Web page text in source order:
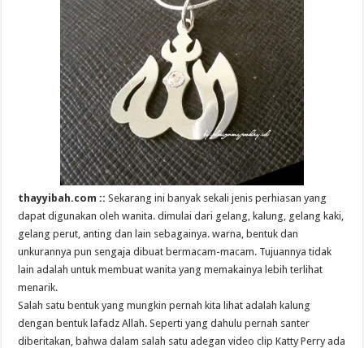
thayyibah.com :: Sekarang ini banyak sekali jenis perhiasan yang
dapat digunakan oleh wanita. dimulai dari gelang, kalung, gelang kaki,
gelang perut, anting dan lain sebagainya. warna, bentuk dan
unkurannya pun sengaja dibuat bermacam-macam. Tujuannya tidak
lain adalah untuk membuat wanita yang memakainya lebih terlihat
menarik.
Salah satu bentuk yang mungkin pernah kita lihat adalah kalung
dengan bentuk lafadz Allah. Seperti yang dahulu pernah santer
diberitakan, bahwa dalam salah satu adegan video clip Katty Perry ada